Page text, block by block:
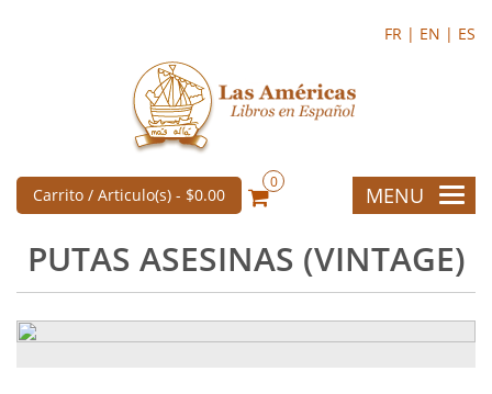
FR | EN | ES
Carrito / Articulo(s) - $0.00
0
MENU
PUTAS ASESINAS (VINTAGE)